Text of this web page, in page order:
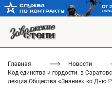
Главная
Новости
Код единства и гордости: в
лекция Общества «Знание» ко Дню